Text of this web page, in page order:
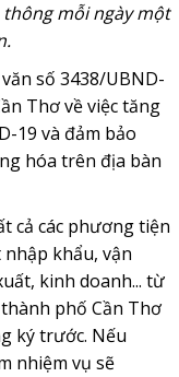
mỗi ngày một
số 3438/UBND-
Thơ về việc tăng
19 và đảm bảo
hóa trên địa bàn
cả các phương tiện
khẩu, vận
kinh doanh... từ
phố Cần Thơ
ký trước. Nếu
nhiệm vụ sẽ